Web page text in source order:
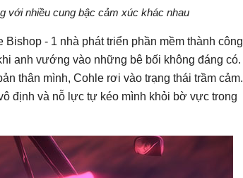
với nhiều cung bậc cảm xúc khác nhau
Bishop - 1 nhà phát triển phần mềm thành công
anh vướng vào những bê bối không đáng có.
thân mình, Cohle rơi vào trạng thái trầm cảm.
định và nỗ lực tự kéo mình khỏi bờ vực trong